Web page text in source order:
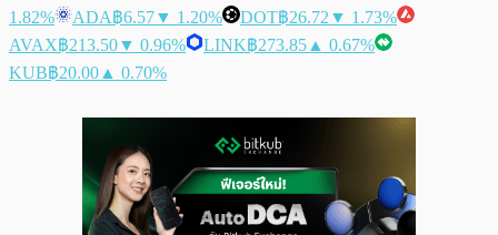
1.82%
ADA฿6.57▼ 1.20% DOT฿26.72 ▼ 1.73%
AVAX฿213.50▼ 0.96% LINK฿273.85 ▲ 0.67%
KUB฿20.00 ▲ 0.70%